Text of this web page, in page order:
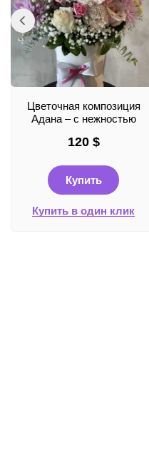
Цветочная композиция
Адана – с нежностью
120 $
Купить
Купить в один клик